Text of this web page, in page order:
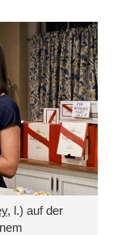
, l.) auf der